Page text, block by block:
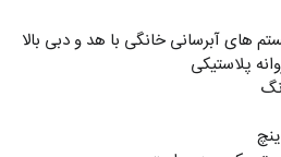
های آبرسانی خانگی با هد و دبی بالا
پلاستیکی